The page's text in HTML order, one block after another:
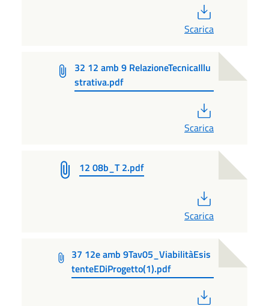
Scarica
32 12 amb 9 RelazioneTecnicaIllu
strativa.pdf
Scarica
12 08b_T 2.pdf
Scarica
37 12e amb 9Tav05_ViabilitàEsis
tenteEDiProgetto(1).pdf